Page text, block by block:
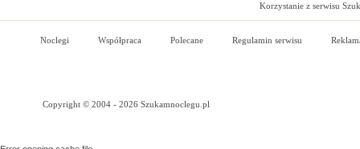
Korzystanie z serwisu
Noclegi Współpraca Polecane Regulamin serwisu
Copyright © 2004 - 2026 Szukamnoclegu.pl